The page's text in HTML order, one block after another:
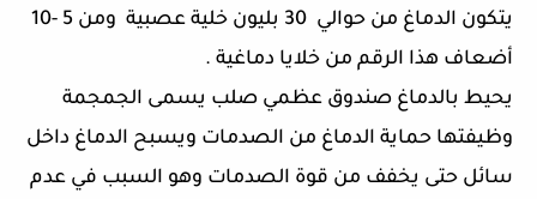
يتكون الدماغ من حوالي 30 بليون خلية عصبية ومن 5 -10
أضعاف هذا الرقم من خلايا دماغية .
يحيط بالدماغ صندوق عظمي صلب يسمى الجمجمة
وظيفتها حماية الدماغ من الصدمات ويسبح الدماغ داخل
سائل حتى يخفف من قوة الصدمات وهو السبب في عدم